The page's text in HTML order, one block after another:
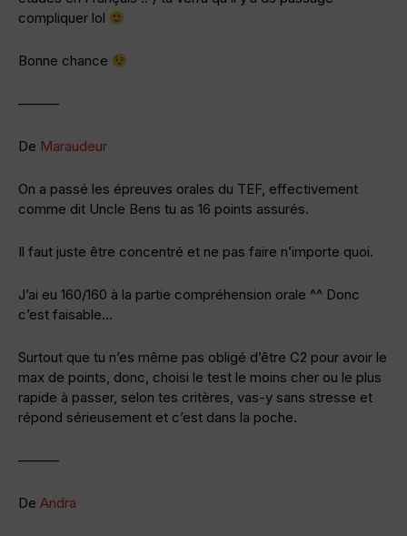
compliquer lol
Bonne chance
———
De Maraudeur
On a passé les épreuves orales du TEF, effectivement
comme dit Uncle Bens tu as 16 points assurés.
Il faut juste être concentré et ne pas faire n’importe quoi.
J’ai eu 160/160 à la partie compréhension orale ^^ Donc
c’est faisable…
Surtout que tu n’es même pas obligé d’être C2 pour avoir le
max de points, donc, choisi le test le moins cher ou le plus
rapide à passer, selon tes critères, vas-y sans stresse et
répond sérieusement et c’est dans la poche.
———
De Andra